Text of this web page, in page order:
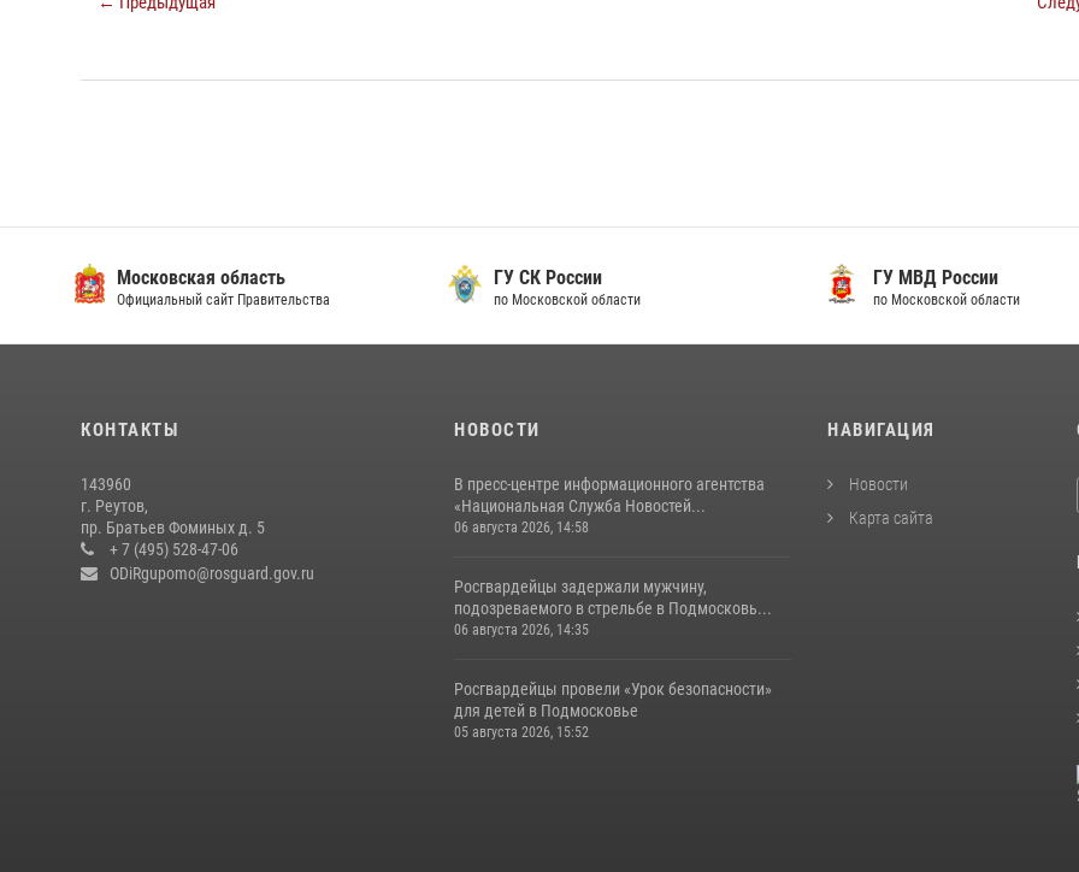
Московская область
Официальный сайт Правительства
ГУ СК России
по Московской области
ГУ МВД России
по Московской области
КОНТАКТЫ
143960
г. Реутов,
пр. Братьев Фоминых д. 5
+ 7 (495) 528-47-06
ODiRgupomo@rosguard.gov.ru
НОВОСТИ
В пресс-центре информационного агентства
«Национальная Служба Новостей...
06 августа 2026, 14:58
Росгвардейцы задержали мужчину,
подозреваемого в стрельбе в Подмосковь...
06 августа 2026, 14:35
Росгвардейцы провели «Урок безопасности»
для детей в Подмосковье
05 августа 2026, 15:52
НАВИГАЦИЯ
Новости
Карта сайта